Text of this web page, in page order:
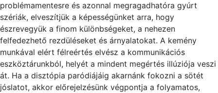
problémamentesre és azonnal megragadhatóra gyúrt
szériák, elveszítjük a képességünket arra, hogy
észrevegyük a finom különbségeket, a nehezen
felfedezhető rezdüléseket és árnyalatokat. A kemény
munkával elért félreértés elvész a kommunikációs
eszköztárunkból, helyét a mindent megértés illúziója veszi
át. Ha a disztópia paródiájáig akarnánk fokozni a sötét
jóslatot, akkor előrejelzésünk végpontja a folyamatos,